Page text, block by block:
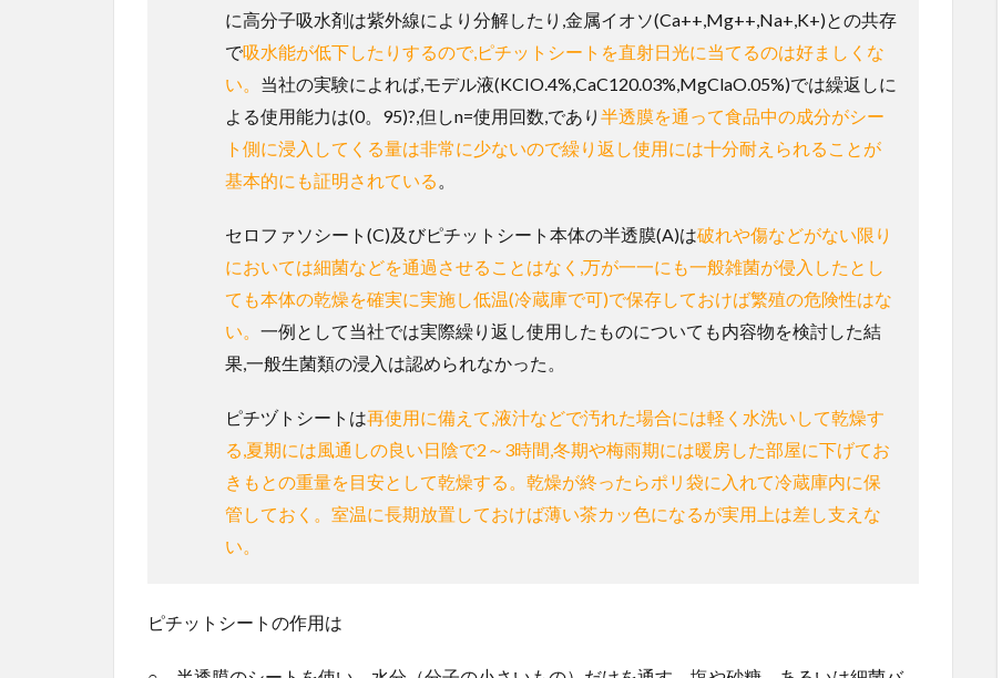
に高分子吸水剤は紫外線により分解したり,金属イオソ(Ca++,Mg++,Na+,K+)との共存
で吸水能が低下したりするので,ピチットシートを直射日光に当てるのは好ましくな
い。 当社の実験によれば,モデル液(KCIO.4%,CaC120.03%,MgClaO.05%)では繰返しに
よる使用能力は(0。95)?,但しn=使用回数,であり 半透膜を通って食品中の成分がシー
ト側に浸入してくる量は非常に少ないので繰り返し使用には十分耐えられることが
基本的にも証明されている 。
セロファソシート(C)及びピチットシート本体の半透膜(A)は破れや傷などがない限り
においては細菌などを通過させることはなく,万が一一にも一般雑菌が侵入したとし
ても本体の乾燥を確実に実施し低温(冷蔵庫で可)で保存しておけば繁殖の危険性はな
い。 一例として当社では実際繰り返し使用したものについても内容物を検討した結
果,一般生菌類の浸入は認められなかった。
ピチヅトシートは再使用に備えて,液汁などで汚れた場合には軽く水洗いして乾燥す
る,夏期には風通しの良い日陰で2～3時間,冬期や梅雨期には暖房した部屋に下げてお
きもとの重量を目安として乾燥する。乾燥が終ったらポリ袋に入れて冷蔵庫内に保
管しておく。室温に長期放置しておけば薄い茶カッ色になるが実用上は差し支えな
い。
ピチットシートの作用は